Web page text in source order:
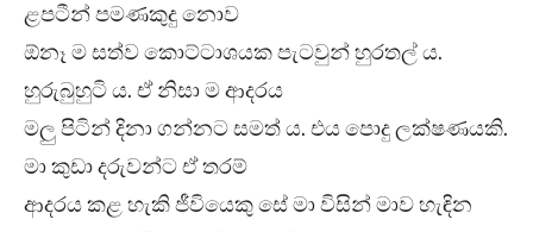
ළපටීන් පමණකුදු නොව
ඕනෑ ම සත්ව කොට්ටාශයක පැටවුන් හුරතල් ය.
හුරුබුහුටි ය. ඒ නිසා ම ආදරය
මලු පිටින් දිනා ගන්නට සමත් ය. එය පොදු ලක්ෂණයකි.
මා කුඩා දරුවන්ට ඒ තරම්
ආදරය කළ හැකි ජීවියෙකු සේ මා විසින් මාව හැඳින